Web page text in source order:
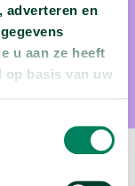
adverteren en
u aan ze heeft
op basis van uw
en de
ervaringen